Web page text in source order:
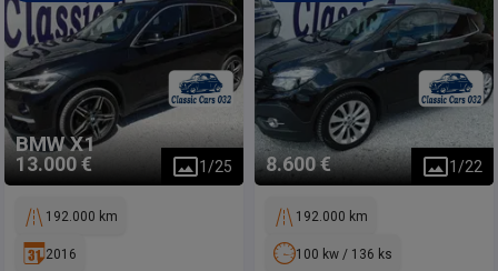
BMW X1
13.000 € 1 /25
192.000 km
2016
8.600 € 1 /22
192.000 km
100 kw / 136 ks